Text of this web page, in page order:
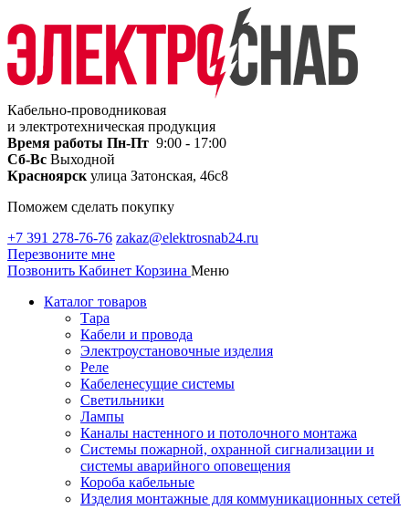
Кабельно-проводниковая
и электротехническая продукция
Время работы Пн-Пт 9:00 - 17:00
Сб-Вс Выходной
Красноярск улица Затонская, 46с8
Поможем сделать покупку
+7 391 278-76-76 zakaz@elektrosnab24.ru
Перезвоните мне
Позвонить Кабинет Корзина Меню
Каталог товаров
Тара
Кабели и провода
Электроустановочные изделия
Реле
Кабеленесущие системы
Светильники
Лампы
Каналы настенного и потолочного монтажа
Системы пожарной, охранной сигнализации и
системы аварийного оповещения
Короба кабельные
Изделия монтажные для коммуникационных сетей